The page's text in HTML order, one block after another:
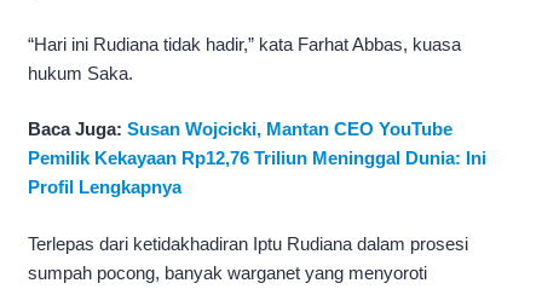
“Hari ini Rudiana tidak hadir,” kata Farhat Abbas, kuasa
hukum Saka.
Baca Juga: Susan Wojcicki, Mantan CEO YouTube
Pemilik Kekayaan Rp12,76 Triliun Meninggal Dunia: Ini
Profil Lengkapnya
Terlepas dari ketidakhadiran Iptu Rudiana dalam prosesi
sumpah pocong, banyak warganet yang menyoroti